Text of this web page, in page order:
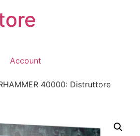
Account
40000: Distruttore